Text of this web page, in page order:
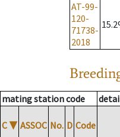
AT-99-
120-
71738-
2018
mating station code
C ▼ ASSOC No. D Code